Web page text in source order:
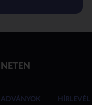
HÍRLEVÉL